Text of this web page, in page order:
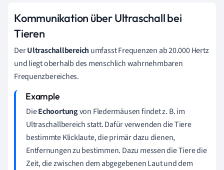
Kommunikation über Ultraschall bei
Tieren
DerUltraschallbereichumfasst Frequenzen ab 20.000 Hertz
und liegt oberhalb des menschlich wahrnehmbaren
Frequenzbereiches.
DieEchoortungvon Fledermäusen findet z. B. im
Ultraschallbereich statt. Dafür verwenden die Tiere
bestimmte Klicklaute, die primär dazu dienen,
Entfernungen zu bestimmen. Dazu messen die Tiere die
Zeit, die zwischen dem abgegebenen Laut und dem